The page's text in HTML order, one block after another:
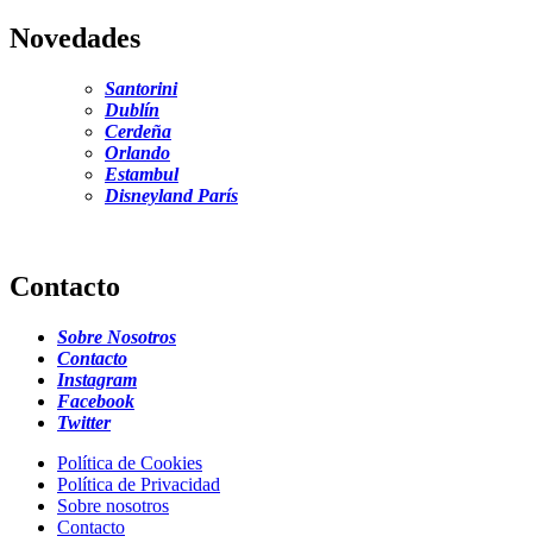
Novedades
Santorini
Dublín
Cerdeña
Orlando
Estambul
Disneyland París
Contacto
Sobre Nosotros
Contacto
Instagram
Facebook
Twitter
Política de Cookies
Política de Privacidad
Sobre nosotros
Contacto